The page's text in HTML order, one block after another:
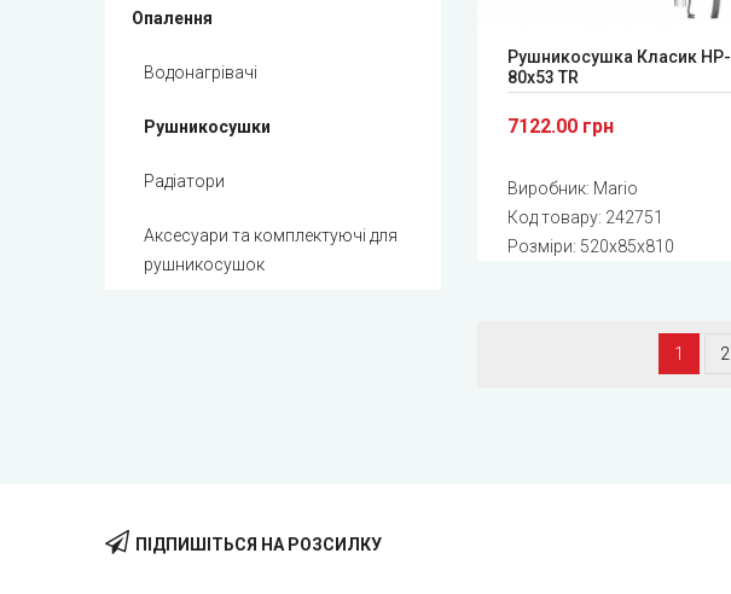
Опалення
Водонагрівачі
Рушникосушки
Радіатори
Аксесуари та комплектуючі для
рушникосушок
Рушникосушка Класик HP-I
80x53 TR
7122.00 грн
Виробник: Mario
Код товару: 242751
Розміри: 520x85x810
1 2
ПІДПИШІТЬСЯ НА РОЗСИЛКУ